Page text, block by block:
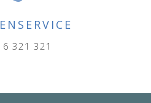
321 321